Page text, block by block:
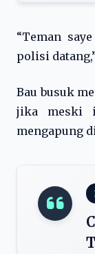
“Teman
polisi
Bau busuk
jika meski
mengapung